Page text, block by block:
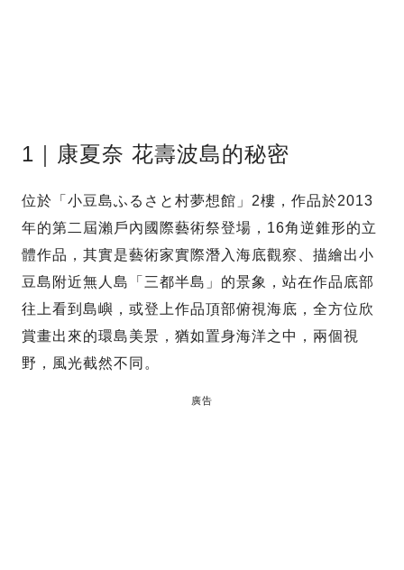
1｜康夏奈 花壽波島的秘密
位於「小豆島ふるさと村夢想館」2樓，作品於2013
年的第二屆瀨戶內國際藝術祭登場，16角逆錐形的立
體作品，其實是藝術家實際潛入海底觀察、描繪出小
豆島附近無人島「三都半島」的景象，站在作品底部
往上看到島嶼，或登上作品頂部俯視海底，全方位欣
賞畫出來的環島美景，猶如置身海洋之中，兩個視
野，風光截然不同。
廣告